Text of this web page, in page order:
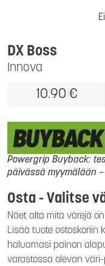
Innova
DX Boss
10.90 €
Powergrip Buyback:
päivässä myymälään
Osta - Valitse
Näet alta mitä värejä
Lisää tuote ostoskoriin
haluamasi painon
varastossa olevan